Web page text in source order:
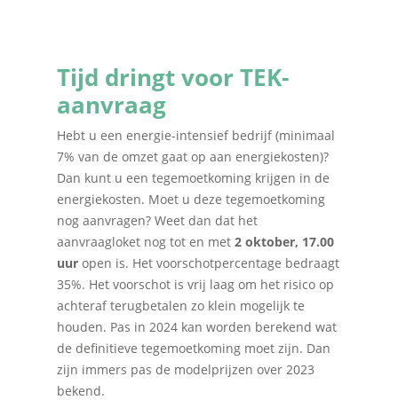
Tijd dringt voor TEK-
aanvraag
Hebt u een energie-intensief bedrijf (minimaal
7% van de omzet gaat op aan energiekosten)?
Dan kunt u een tegemoetkoming krijgen in de
energiekosten. Moet u deze tegemoetkoming
nog aanvragen? Weet dan dat het
aanvraagloket nog tot en met 2 oktober, 17.00
uur open is. Het voorschotpercentage bedraagt
35%. Het voorschot is vrij laag om het risico op
achteraf terugbetalen zo klein mogelijk te
houden. Pas in 2024 kan worden berekend wat
de definitieve tegemoetkoming moet zijn. Dan
zijn immers pas de modelprijzen over 2023
bekend.